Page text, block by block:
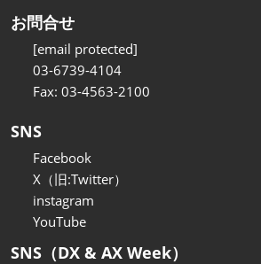
お問合せ
[email protected]
03-6739-4104
Fax: 03-4563-2100
SNS
Facebook
X（旧:Twitter）
instagram
YouTube
SNS（DX & AX Week）